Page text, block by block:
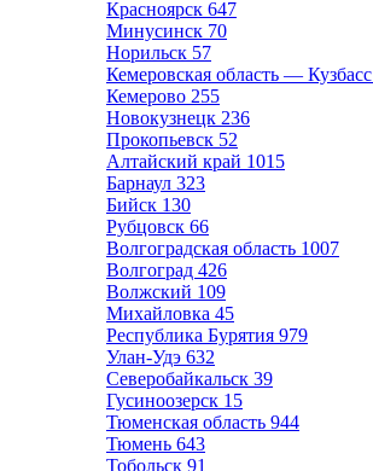
Красноярск 647
Минусинск 70
Норильск 57
Кемеровская область — Кузбасс
Кемерово 255
Новокузнецк 236
Прокопьевск 52
Алтайский край 1015
Барнаул 323
Бийск 130
Рубцовск 66
Волгоградская область 1007
Волгоград 426
Волжский 109
Михайловка 45
Республика Бурятия 979
Улан-Удэ 632
Северобайкальск 39
Гусиноозерск 15
Тюменская область 944
Тюмень 643
Тобольск 91